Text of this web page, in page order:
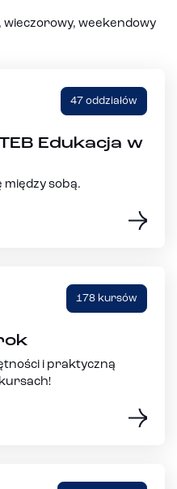
wieczorowy, weekendowy
47 oddziałów
Edukacja w
między sobą.
178 kursów
i praktyczną